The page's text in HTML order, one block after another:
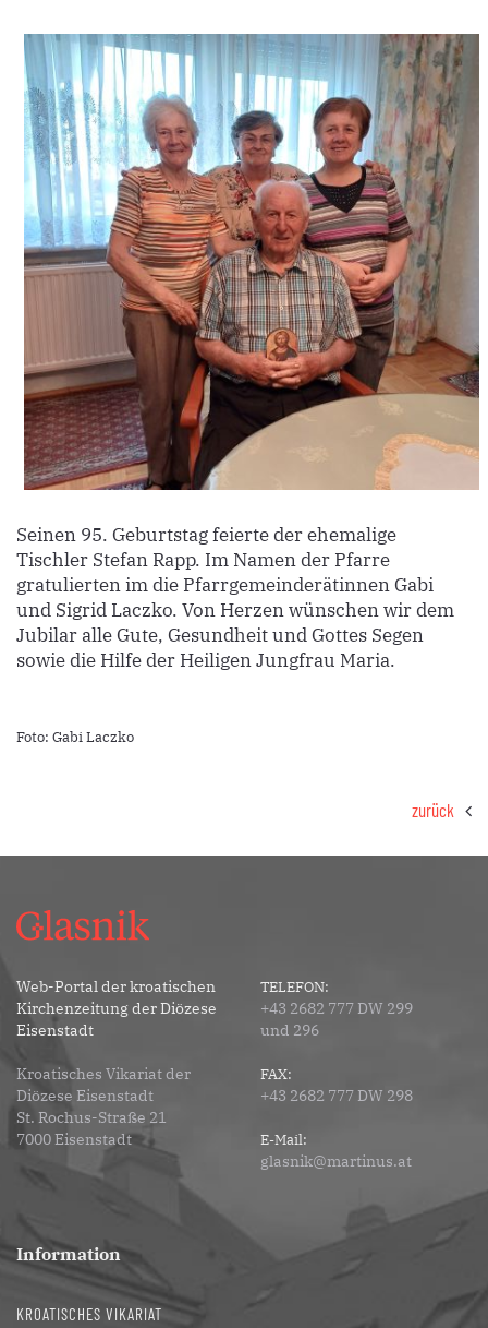
Seinen 95. Geburtstag feierte der ehemalige
Tischler Stefan Rapp. Im Namen der Pfarre
gratulierten im die Pfarrgemeinderätinnen Gabi
und Sigrid Laczko. Von Herzen wünschen wir dem
Jubilar alle Gute, Gesundheit und Gottes Segen
sowie die Hilfe der Heiligen Jungfrau Maria.
Foto: Gabi Laczko
zurück
Web-Portal der kroatischen
Kirchenzeitung der Diözese
Eisenstadt
Kroatisches Vikariat der
Diözese Eisenstadt
St. Rochus-Straße 21
7000 Eisenstadt
TELEFON:
+43 2682 777 DW 299
und 296
FAX:
+43 2682 777 DW 298
E-Mail:
glasnik@martinus.at
Information
KROATISCHES VIKARIAT